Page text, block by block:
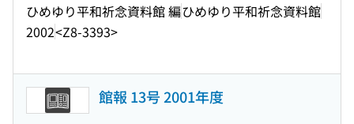
ひめゆり平和祈念資料館 編ひめゆり平和祈念資料館
2002<Z8-3393>
館報 13号 2001年度